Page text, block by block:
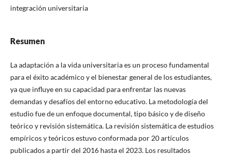
integración universitaria
Resumen
La adaptación a la vida universitaria es un proceso fundamental
para el éxito académico y el bienestar general de los estudiantes,
ya que influye en su capacidad para enfrentar las nuevas
demandas y desafíos del entorno educativo. La metodología del
estudio fue de un enfoque documental, tipo básico y de diseño
teórico y revisión sistemática. La revisión sistemática de estudios
empíricos y teóricos estuvo conformada por 20 artículos
publicados a partir del 2016 hasta el 2023. Los resultados